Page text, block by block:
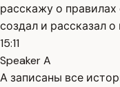
расскажу о
создал и рассказал
15:11
Speaker A
А записаны все